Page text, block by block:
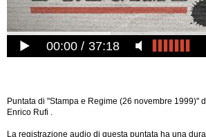
00:00 37:18
Puntata di "Stampa e Regime (26 novembre 1999)"
Enrico Rufi .
La registrazione audio di questa puntata ha una